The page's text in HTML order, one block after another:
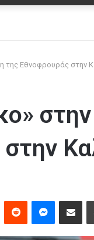
της Εθνοφρουράς στην